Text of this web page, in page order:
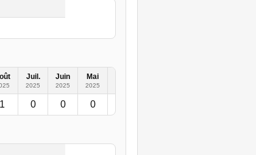
Juil.
2025
Juin
2025
Mai
2025
1 0 0 0